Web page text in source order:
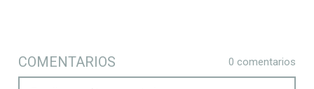
COMENTARIOS 0 comentarios